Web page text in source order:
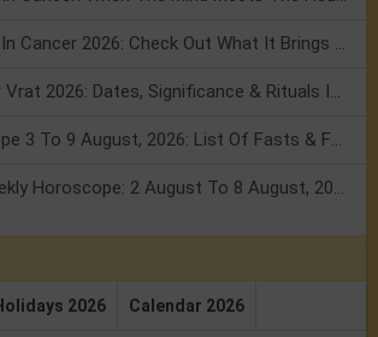
2026 Calendar 2026